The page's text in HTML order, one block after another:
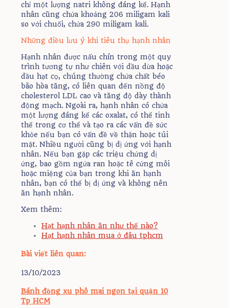
chỉ một lượng natri không đáng kể. Hạnh
nhân cũng chứa khoảng 206 miligam kali
so với chuối, chứa 290 miligam kali.
Những điều lưu ý khi tiêu thụ hạnh nhân
Hạnh nhân được nấu chín trong một quy
trình tương tự như chiên với dầu dừa hoặc
dầu hạt cọ, chúng thường chứa chất béo
bão hòa tăng, có liên quan đến nồng độ
cholesterol LDL cao và tăng độ dày thành
động mạch. Ngoài ra, hạnh nhân có chứa
một lượng đáng kể các oxalat, có thể tinh
thể trong cơ thể và tạo ra các vấn đề sức
khỏe nếu bạn có vấn đề về thận hoặc túi
mật. Nhiều người cũng bị dị ứng với hạnh
nhân. Nếu bạn gặp các triệu chứng dị
ứng, bao gồm ngứa ran hoặc tê cứng môi
hoặc miệng của bạn trong khi ăn hạnh
nhân, bạn có thể bị dị ứng và không nên
ăn hạnh nhân.
Xem thêm:
Hạt hạnh nhân ăn như thế nào?
Hạt hạnh nhân mua ở đâu tphcm
Bài viết liên quan:
13/10/2023
Bánh đồng xu phô mai ngon tại quận 10
Tp HCM